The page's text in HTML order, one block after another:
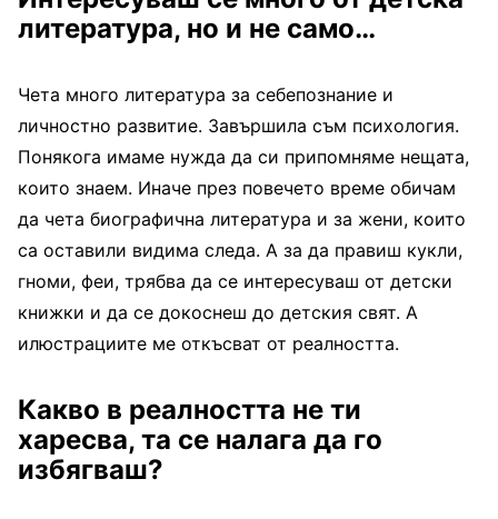
литература, но и не само…
Чета много литература за себепознание и
личностно развитие. Завършила съм психология.
Понякога имаме нужда да си припомняме нещата,
които знаем. Иначе през повечето време обичам
да чета биографична литература и за жени, които
са оставили видима следа. А за да правиш кукли,
гноми, феи, трябва да се интересуваш от детски
книжки и да се докоснеш до детския свят. А
илюстрациите ме откъсват от реалността.
Какво в реалността не ти
харесва, та се налага да го
избягваш?